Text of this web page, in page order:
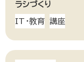
ラシづくり
IT・教育 講座